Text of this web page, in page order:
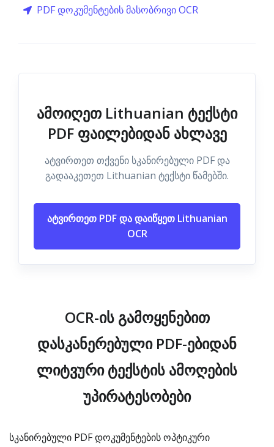
PDF დოკუმენტების მასობრივი OCR
ამოიღეთ Lithuanian ტექსტი
PDF ფაილებიდან ახლავე
ატვირთეთ თქვენი სკანირებული PDF და
გადააკეთეთ Lithuanian ტექსტი წამებში.
ატვირთეთ PDF და დაიწყეთ Lithuanian
OCR
OCR-ის გამოყენებით
დასკანერებული PDF-ებიდან
ლიტვური ტექსტის ამოღების
უპირატესობები
სკანირებული PDF დოკუმენტების ოპტიკური